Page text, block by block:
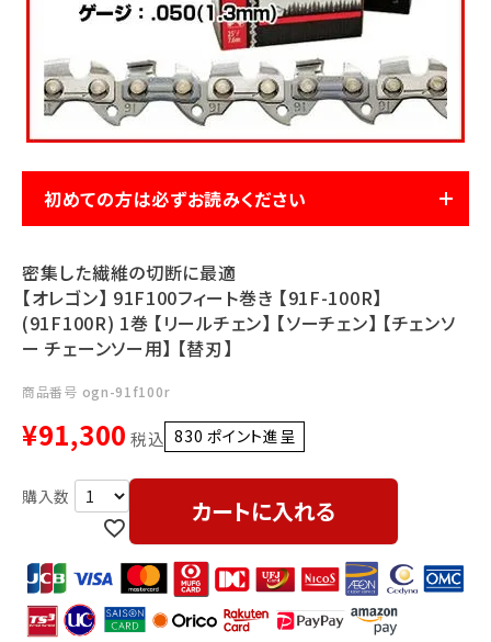
補修部品
利用ガイド FAQ
メールでのお問い合わせ
info@agriz.net
FAXでのご注文
0739-72-4532 24時間受付
初めての方は必ずお読みください
密集した繊維の切断に最適
【オレゴン】 91F100フィート巻き 【91F-100R】
(91F100R) 1巻 【リールチェン】 【ソーチェン】 【チェンソ
ー チェーンソー用】 【替刃】
商品番号 ogn-91f100r
¥91,300 税込 830 ポイント進呈 ]
カートに入れる